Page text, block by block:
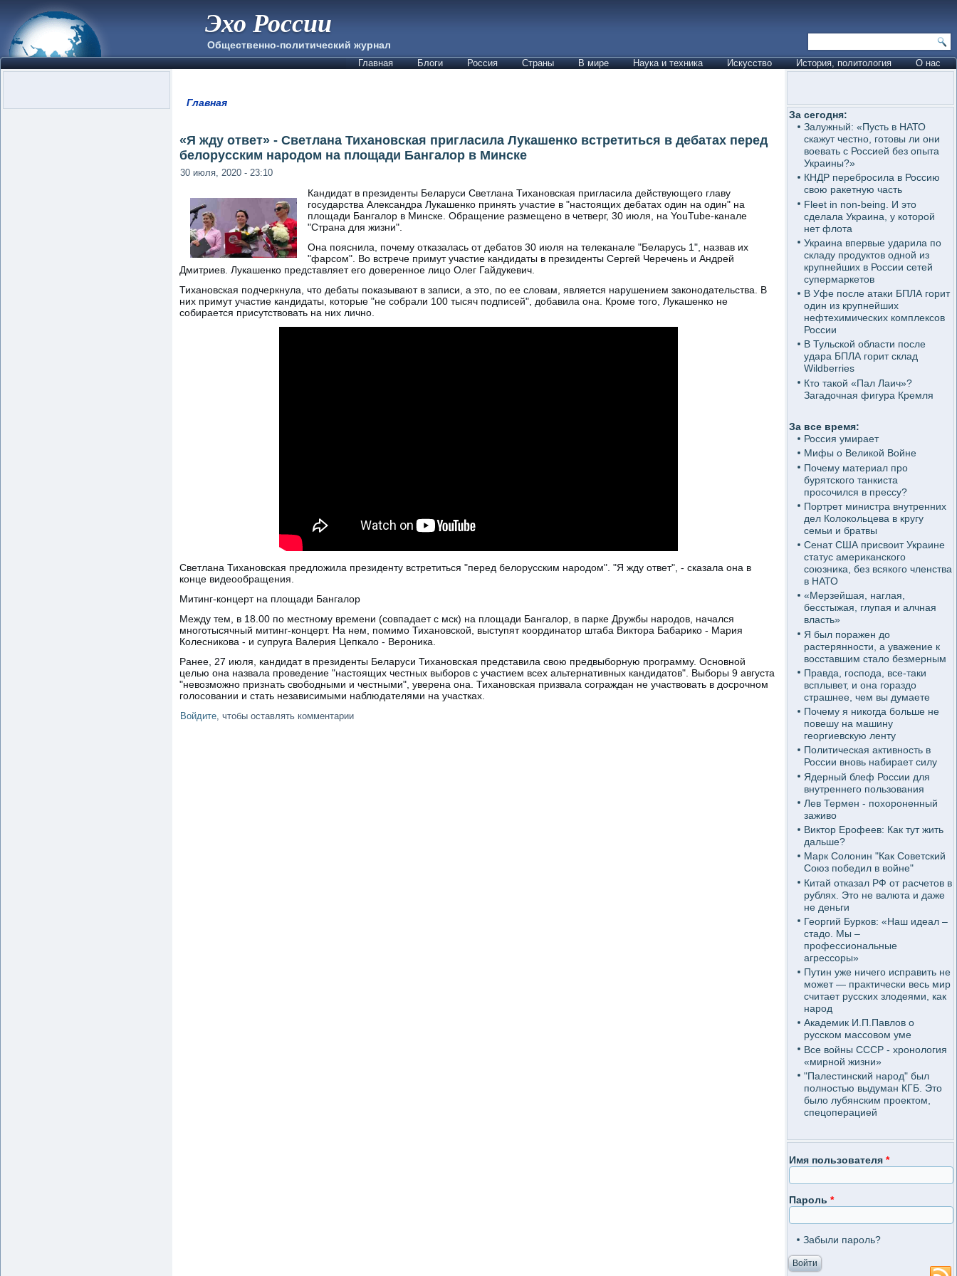
Эхо России
Общественно-политический журнал
Главная Блоги Россия Страны В мире Наука и техника Искусство История, политология О нас
Главная
«Я жду ответ» - Светлана Тихановская пригласила Лукашенко встретиться в дебатах перед
белорусским народом на площади Бангалор в Минске
30 июля, 2020 - 23:10
Кандидат в президенты Беларуси Светлана Тихановская пригласила действующего главу
государства Александра Лукашенко принять участие в "настоящих дебатах один на один" на
площади Бангалор в Минске. Обращение размещено в четверг, 30 июля, на YouTube-канале
"Страна для жизни".
Она пояснила, почему отказалась от дебатов 30 июля на телеканале "Беларусь 1", назвав их
"фарсом". Во встрече примут участие кандидаты в президенты Сергей Черечень и Андрей
Дмитриев. Лукашенко представляет его доверенное лицо Олег Гайдукевич.
Тихановская подчеркнула, что дебаты показывают в записи, а это, по ее словам, является нарушением законодательства. В
них примут участие кандидаты, которые "не собрали 100 тысяч подписей", добавила она. Кроме того, Лукашенко не
собирается присутствовать на них лично.
Светлана Тихановская предложила президенту встретиться "перед белорусским народом". "Я жду ответ", - сказала она в
конце видеообращения.
Митинг-концерт на площади Бангалор
Между тем, в 18.00 по местному времени (совпадает с мск) на площади Бангалор, в парке Дружбы народов, начался
многотысячный митинг-концерт. На нем, помимо Тихановской, выступят координатор штаба Виктора Бабарико - Мария
Колесникова - и супруга Валерия Цепкало - Вероника.
Ранее, 27 июля, кандидат в президенты Беларуси Тихановская представила свою предвыборную программу. Основной
целью она назвала проведение "настоящих честных выборов с участием всех альтернативных кандидатов". Выборы 9 августа
"невозможно признать свободными и честными", уверена она. Тихановская призвала сограждан не участвовать в досрочном
голосовании и стать независимыми наблюдателями на участках.
Войдите , чтобы оставлять комментарии
За сегодня:
Залужный: «Пусть в НАТО
скажут честно, готовы ли они
воевать с Россией без опыта
Украины?»
КНДР перебросила в Россию
свою ракетную часть
Fleet in non-being. И это
сделала Украина, у которой
нет флота
Украина впервые ударила по
складу продуктов одной из
крупнейших в России сетей
супермаркетов
В Уфе после атаки БПЛА горит
один из крупнейших
нефтехимических комплексов
России
В Тульской области после
удара БПЛА горит склад
Wildberries
Кто такой «Пал Лаич»?
Загадочная фигура Кремля
За все время:
Россия умирает
Мифы о Великой Войне
Почему материал про
бурятского танкиста
просочился в прессу?
Портрет министра внутренних
дел Колокольцева в кругу
семьи и братвы
Сенат США присвоит Украине
статус американского
союзника, без всякого членства
в НАТО
«Мерзейшая, наглая,
бесстыжая, глупая и алчная
власть»
Я был поражен до
растерянности, а уважение к
восставшим стало безмерным
Правда, господа, все-таки
всплывет, и она гораздо
страшнее, чем вы думаете
Почему я никогда больше не
повешу на машину
георгиевскую ленту
Политическая активность в
России вновь набирает силу
Ядерный блеф России для
внутреннего пользования
Лев Термен - похороненный
заживо
Виктор Ерофеев: Как тут жить
дальше?
Марк Солонин "Как Советский
Союз победил в войне"
Китай отказал РФ от расчетов в
рублях. Это не валюта и даже
не деньги
Георгий Бурков: «Наш идеал –
стадо. Мы –
профессиональные
агрессоры»
Путин уже ничего исправить не
может — практически весь мир
считает русских злодеями, как
народ
Академик И.П.Павлов о
русском массовом уме
Все войны СССР - хронология
«мирной жизни»
"Палестинский народ" был
полностью выдуман КГБ. Это
было лубянским проектом,
спецоперацией
Имя пользователя *
Пароль *
Забыли пароль?